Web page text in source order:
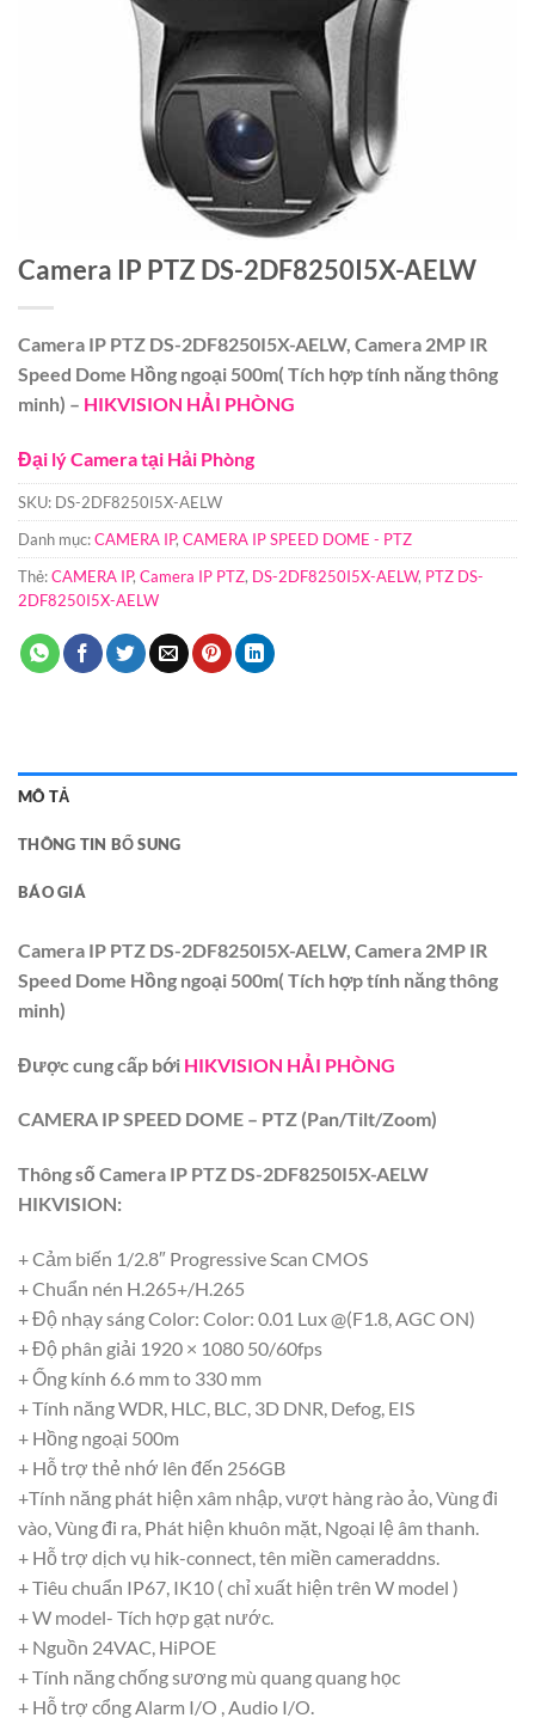
Camera IP PTZ DS-2DF8250I5X-AELW
Camera IP PTZ DS-2DF8250I5X-AELW, Camera 2MP IR
Speed Dome Hồng ngoại 500m( Tích hợp tính năng thông
minh) – HIKVISION HẢI PHÒNG
Đại lý Camera tại Hải Phòng
SKU: DS-2DF8250I5X-AELW
Danh mục:CAMERA IP, CAMERA IP SPEED DOME - PTZ
Thẻ:CAMERA IP, Camera IP PTZ, DS-2DF8250I5X-AELW, PTZ DS-
2DF8250I5X-AELW
MÔ TẢ
THÔNG TIN BỔ SUNG
BÁO GIÁ
Camera IP PTZ DS-2DF8250I5X-AELW, Camera 2MP IR
Speed Dome Hồng ngoại 500m( Tích hợp tính năng thông
minh)
Được cung cấp bới HIKVISION HẢI PHÒNG
CAMERA IP SPEED DOME – PTZ (Pan/Tilt/Zoom)
Thông số Camera IP PTZ DS-2DF8250I5X-AELW
HIKVISION:
+ Cảm biến 1/2.8″ Progressive Scan CMOS
+ Chuẩn nén H.265+/H.265
+ Độ nhạy sáng Color: Color: 0.01 Lux @(F1.8, AGC ON)
+ Độ phân giải 1920 × 1080 50/60fps
+ Ống kính 6.6 mm to 330 mm
+ Tính năng WDR, HLC, BLC, 3D DNR, Defog, EIS
+ Hồng ngoại 500m
+ Hỗ trợ thẻ nhớ lên đến 256GB
+Tính năng phát hiện xâm nhập, vượt hàng rào ảo, Vùng đi
vào, Vùng đi ra, Phát hiện khuôn mặt, Ngoại lệ âm thanh.
+ Hỗ trợ dịch vụ hik-connect, tên miền cameraddns.
+ Tiêu chuẩn IP67, IK10 ( chỉ xuất hiện trên W model )
+ W model- Tích hợp gạt nước.
+ Nguồn 24VAC, HiPOE
+ Tính năng chống sương mù quang quang học
+ Hỗ trợ cổng Alarm I/O , Audio I/O.